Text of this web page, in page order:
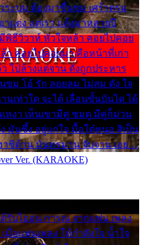
ระบม ต้องมาขื่นขม เศร้าตรม
แต่ง แต่เรา แล้งมาหลายปี
พิธีวิวาห์ หัวใจหล้า คอยไปคอย
า คอยไปคอยมา คือหน้าที่เก่า
ไปล้างแต่จาน ดั่งถูกประหาร
ขม โอ้ รัก ลอยลม ไม่สม ดัง ใจ
นเท่าใด จะได้ เลื่อนขั้นบันได ได้
เหงา เห็นเขามีคู่ ซมดู มีคู่ก็ม่วน
มันซึ้ง อยู่แก่ใจ มื้อใด๋หนอ สิเป็น
ฮาซิด้าน มันทรมาน จับจาน เอย…
Ver. (KARAOKE)
รับไออุ่น การุณ จากแฟน เพลง
มื่อแฟนเพลง ให้กำลังใจ น้ำใจ